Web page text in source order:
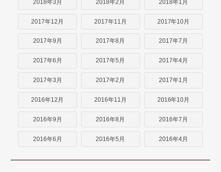
2018年3月 2018年2月 2018年1月
2017年12月 2017年11月 2017年10月
2017年9月 2017年8月 2017年7月
2017年6月 2017年5月 2017年4月
2017年3月 2017年2月 2017年1月
2016年12月 2016年11月 2016年10月
2016年9月 2016年8月 2016年7月
2016年6月 2016年5月 2016年4月